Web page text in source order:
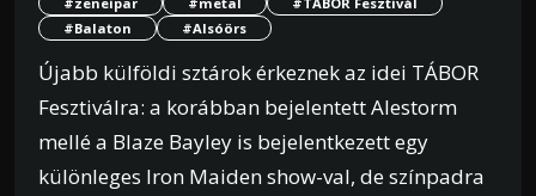
#Balaton
#Alsóörs
Újabb külföldi sztárok érkeznek az idei TÁBOR
Fesztiválra: a korábban bejelentett Alestorm
mellé a Blaze Bayley is bejelentkezett egy
különleges Iron Maiden show-val, de színpadra